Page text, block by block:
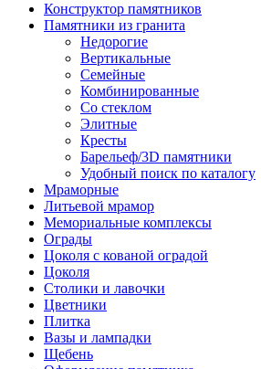
Конструктор памятников
Памятники из гранита
Недорогие
Вертикальные
Семейные
Комбинированные
Со стеклом
Элитные
Кресты
Барельеф/3D памятники
Удобный поиск по каталогу
Мраморные
Литьевой мрамор
Мемориальные комплексы
Ограды
Цоколя с кованой оградой
Цоколя
Столики и лавочки
Цветники
Плитка
Вазы и лампадки
Щебень